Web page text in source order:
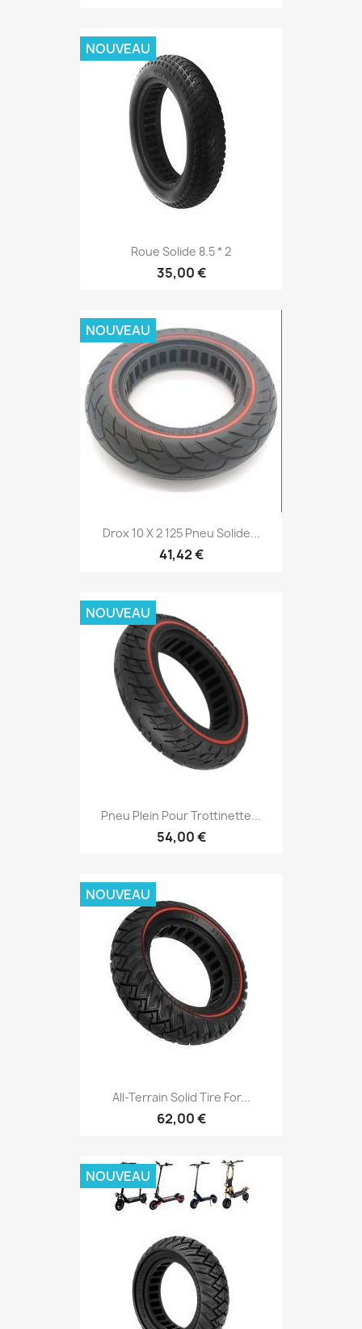
Roue Solide 8.5 * 2
35,00 €
NOUVEAU
Drox 10 X 2 125 Pneu Solide...
41,42 €
NOUVEAU
Pneu Plein Pour Trottinette...
54,00 €
NOUVEAU
All-Terrain Solid Tire For...
62,00 €
NOUVEAU
NOUVEAU